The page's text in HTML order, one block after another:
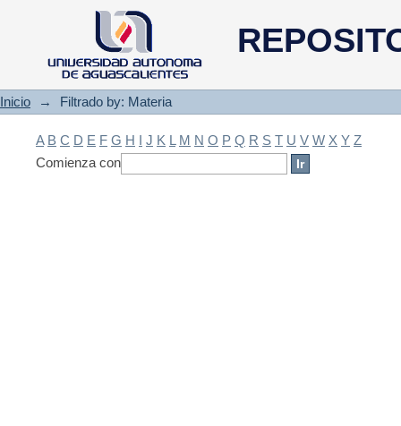
Filtrado by: Materia
Inicio → Filtrado by: Materia
A B C D E F G H I J K L M N O P Q R S T U V W X Y Z
Comienza con